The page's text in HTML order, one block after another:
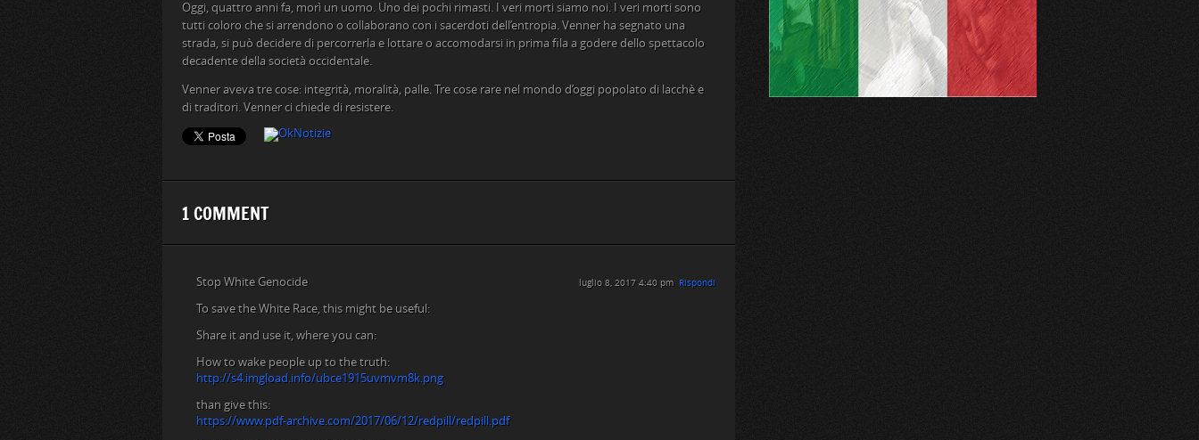
Oggi, quattro anni fa, morì un uomo. Uno dei pochi rimasti. I veri morti siamo noi. I veri morti sono
tutti coloro che si arrendono o collaborano con i sacerdoti dell’entropia. Venner ha segnato una
strada, si può decidere di percorrerla e lottare o accomodarsi in prima fila a godere dello spettacolo
decadente della società occidentale.
Venner aveva tre cose: integrità, moralità, palle. Tre cose rare nel mondo d’oggi popolato di lacchè e
di traditori. Venner ci chiede di resistere.
1 COMMENT
Stop White Genocide luglio 8, 2017 4:40 pm Rispondi
To save the White Race, this might be useful:
Share it and use it, where you can:
How to wake people up to the truth:
http://s4.imgload.info/ubce1915uvmvm8k.png
than give this:
https://www.pdf-archive.com/2017/06/12/redpill/redpill.pdf